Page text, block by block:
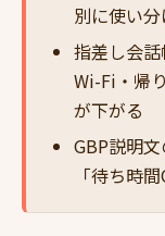
別に使い
指差し会
Wi-Fi・帰
が下がる
GBP説明
「待ち時